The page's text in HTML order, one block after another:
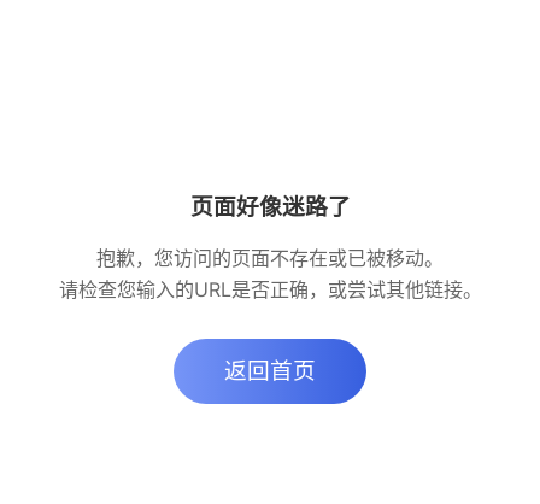
页面好像迷路了
抱歉，您访问的页面不存在或已被移动。
请检查您输入的URL是否正确，或尝试其他链接。
返回首页